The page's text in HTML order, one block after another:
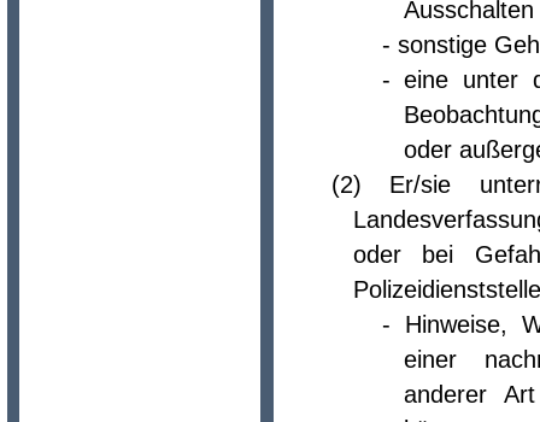
- sonstige
- eine unter
oder
(2) Er/sie
oder bei
- Hinweise,
einer
anderer